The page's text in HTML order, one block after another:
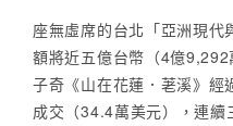
座無虛席的台北「亞洲現
額將近五億台幣（4億
子奇《山在花蓮．荖溪》
成交（34.4萬美元），連